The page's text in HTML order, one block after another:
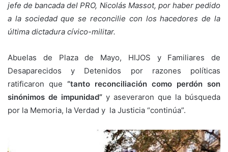
jefe de bancada del PRO, Nicolás Massot, por haber pedido
a la sociedad que se reconcilie con los hacedores de la
última dictadura cívico-militar.
Abuelas de Plaza de Mayo, HIJOS y Familiares de
Desaparecidos y Detenidos por razones políticas
ratificaron que “tanto reconciliación como perdón son
sinónimos de impunidad” y aseveraron que la búsqueda
por la Memoria, la Verdad y la Justicia “continúa”.